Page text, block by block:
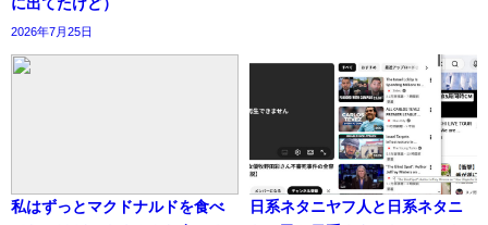
2026年7月25日
私はずっとマクドナルドを食べ
日系ネタニヤフ人と日系ネタニ